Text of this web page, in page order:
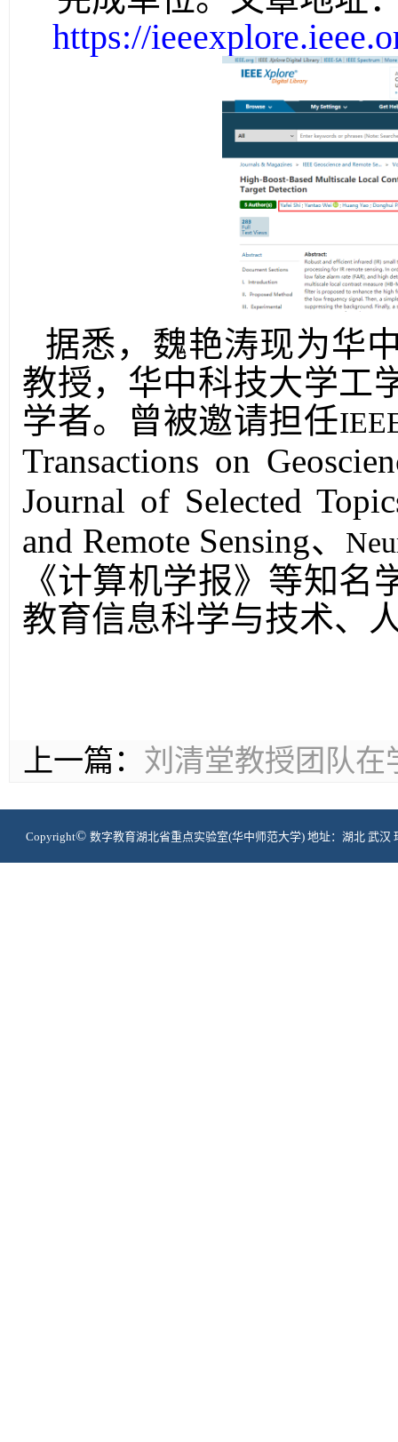
https://
据悉，魏艳涛现为华
教授，华中科技大学工
学者。曾被邀请担任
Transactions on
Journal of Selected
and Remote Sensing、
《计算机学报》等知
教育信息科学与技术、
上一篇： 刘清堂教授团队在
Copyright© 数字教育湖北省重点实验室(华中师范大学) 地址：湖北 武